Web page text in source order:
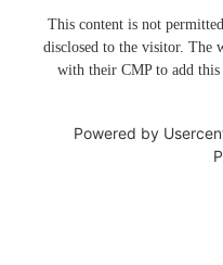
This content is not
disclosed to the visitor. The
with their CMP to add
Powered by